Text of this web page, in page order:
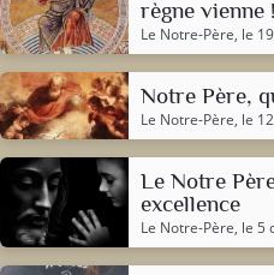
règne vienne !
Le Notre-Père, le
Notre Père,
Le Notre-Père, le
Le Notre
excellence
Le Notre-Père, le 5